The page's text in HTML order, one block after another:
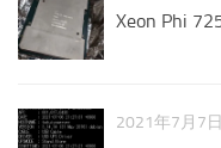
Xeon Phi
2021年7月7日